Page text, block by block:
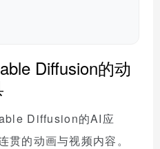
Diffusion的动
Diffusion的AI应
贯的动画与视频内容。